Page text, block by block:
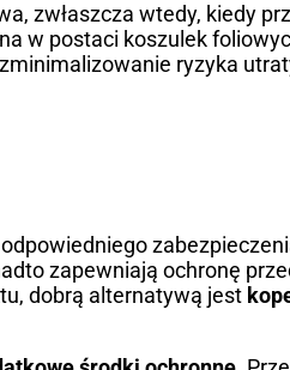
zwłaszcza wtedy, kiedy
w postaci koszulek
ryzyka
zapewniają ochronę
dobrą alternatywą jest